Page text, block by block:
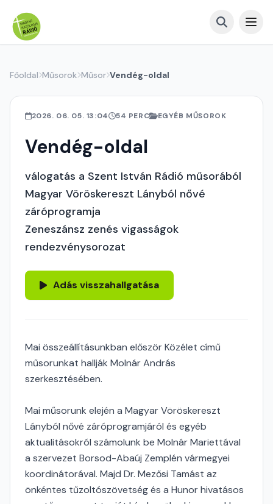
Főoldal Műsorok Műsor Vendég-oldal
2026. 06. 05. 13:04 54 PERC EGYÉB MŰSOROK
Vendég-oldal
válogatás a Szent István Rádió műsorából
Magyar Vöröskereszt Lányból nővé
záróprogramja
Zeneszánsz zenés vigasságok
rendezvénysorozat
Adás visszahallgatása
Mai összeállításunkban először Közélet című
műsorunkat hallják Molnár András
szerkesztésében.
Mai műsorunk elején a Magyar Vöröskereszt
Lányból nővé záróprogramjáról és egyéb
aktualitásokról számolunk be Molnár Mariettával
a szervezet Borsod-Abaúj Zemplén vármegyei
koordinátorával. Majd Dr. Mezősi Tamást az
önkéntes tűzoltószövetség és a Hunor hivatásos